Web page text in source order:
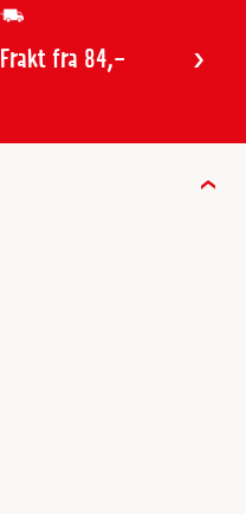
Frakt fra 84,-